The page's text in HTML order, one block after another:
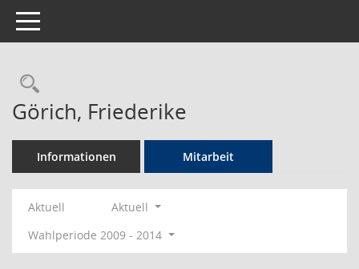
Toggle navigation
Rechercheauswahl
Görich, Friederike
Informationen Mitarbeit
Aktuell
Aktuell
Wahlperiode 2009 - 2014